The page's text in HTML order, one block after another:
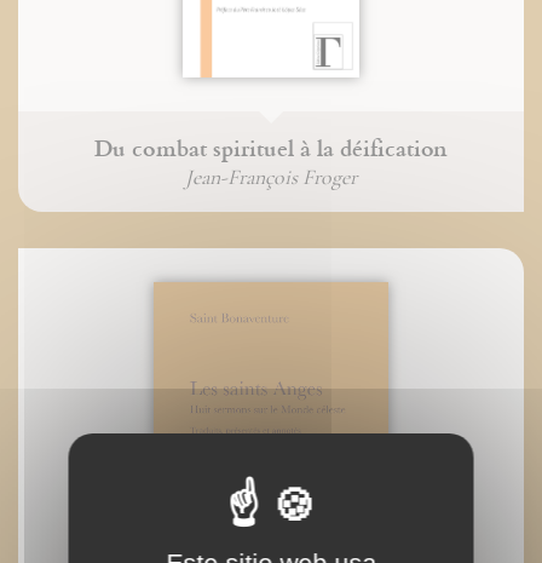
Du combat spirituel à la déification
Jean-François Froger